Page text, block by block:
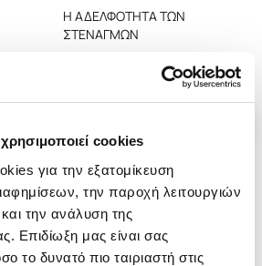
cookies
για την εξατομίκευση
την παροχή λειτουργιών
την ανάλυση της
Επιδίωξη μας είναι σας
το δυνατό πιο ταιριαστή στις
Η ΑΔΕΛΦΟΤΗΤΑ ΤΩΝ
ΣΤΕΝΑΓΜΩΝ
2540-3414